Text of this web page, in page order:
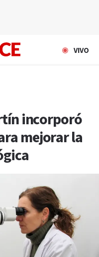
VIVO
incorporó
mejorar la